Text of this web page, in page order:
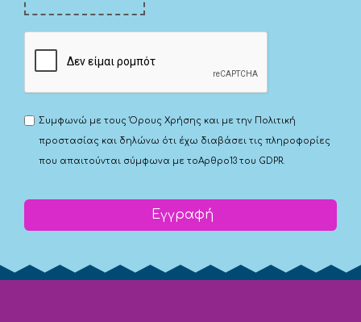
Συμφωνώ με τουςΌρους Χρήσης και με την Πολιτική
προστασίας και δηλώνω ότι έχω διαβάσει τις πληροφορίες
που απαιτούνται σύμφωνα με τοΑρθρο13 του GDPR.
Εγγραφή